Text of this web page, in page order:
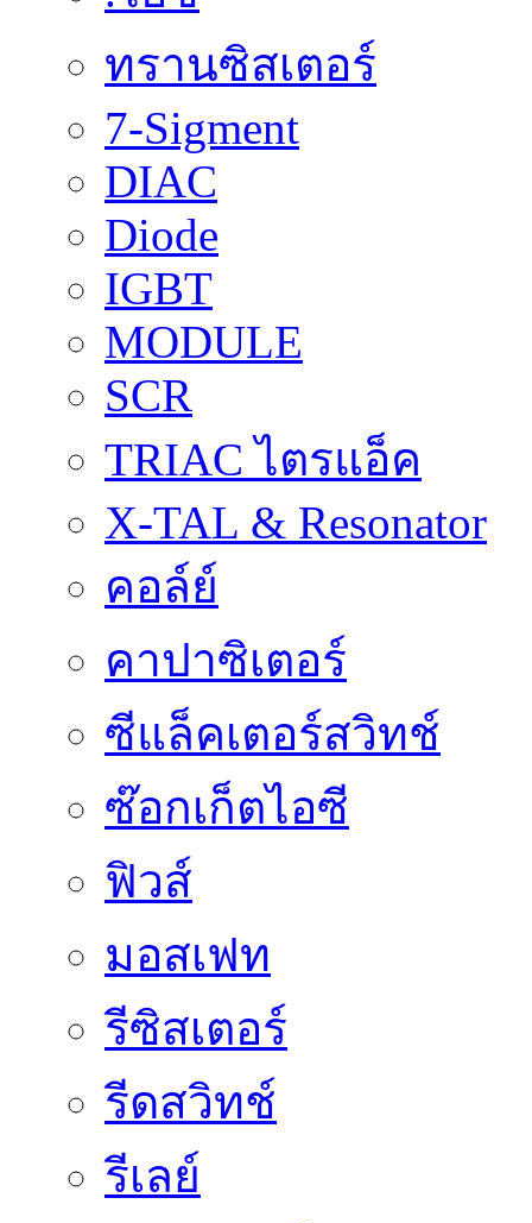
ทรานซิสเตอร์
7-Sigment
DIAC
Diode
IGBT
MODULE
SCR
TRIAC ไตรแอ็ค
X-TAL & Resonator
คอล์ย์
คาปาซิเตอร์
ซีแล็คเตอร์สวิทช์
ซ๊อกเก็ตไอซี
ฟิวส์
มอสเฟท
รีซิสเตอร์
รีดสวิทช์
รีเลย์